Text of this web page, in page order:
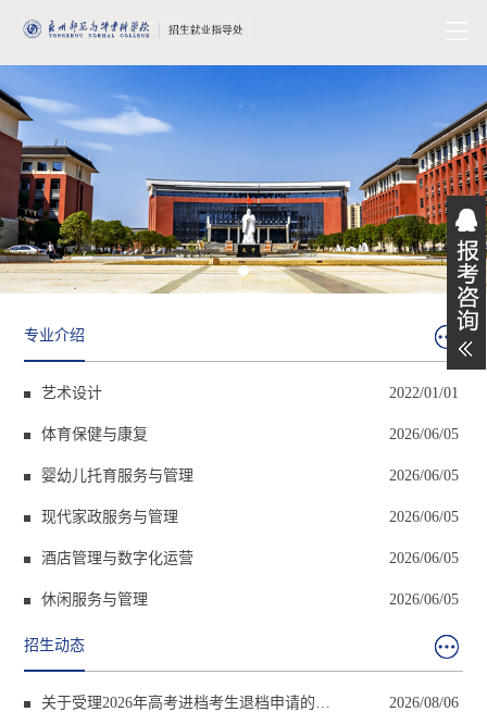
专业介绍
2022/01/01
艺术设计
2026/06/05
体育保健与康复
2026/06/05
婴幼儿托育服务与管理
2026/06/05
现代家政服务与管理
2026/06/05
酒店管理与数字化运营
2026/06/05
休闲服务与管理
招生动态
2026/08/06
关于受理2026年高考进档考生退档申请的通